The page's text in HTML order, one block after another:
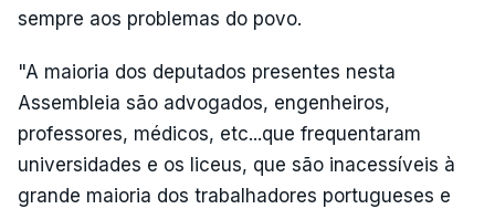
sempre aos problemas do povo.
"A maioria dos deputados presentes nesta
Assembleia são advogados, engenheiros,
professores, médicos, etc...que frequentaram
universidades e os liceus, que são inacessíveis à
grande maioria dos trabalhadores portugueses e